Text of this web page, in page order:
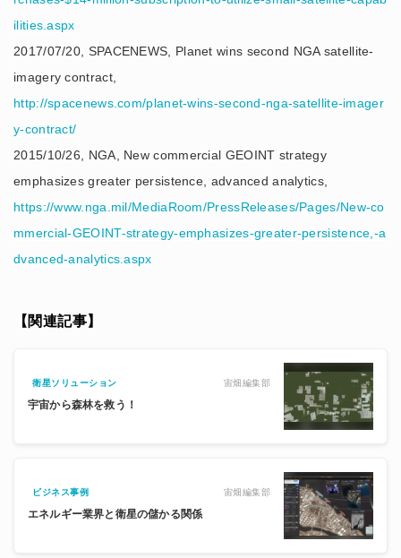
ilities.aspx
2017/07/20, SPACENEWS, Planet wins second NGA satellite-
imagery contract,
http://spacenews.com/planet-wins-second-nga-satellite-imager
y-contract/
2015/10/26, NGA, New commercial GEOINT strategy
emphasizes greater persistence, advanced analytics,
https://www.nga.mil/MediaRoom/PressReleases/Pages/New-co
mmercial-GEOINT-strategy-emphasizes-greater-persistence,-a
dvanced-analytics.aspx
【関連記事】
衛星ソリューション 宙畑編集部
宇宙から森林を救う！
ビジネス事例 宙畑編集部
エネルギー業界と衛星の儲かる関係